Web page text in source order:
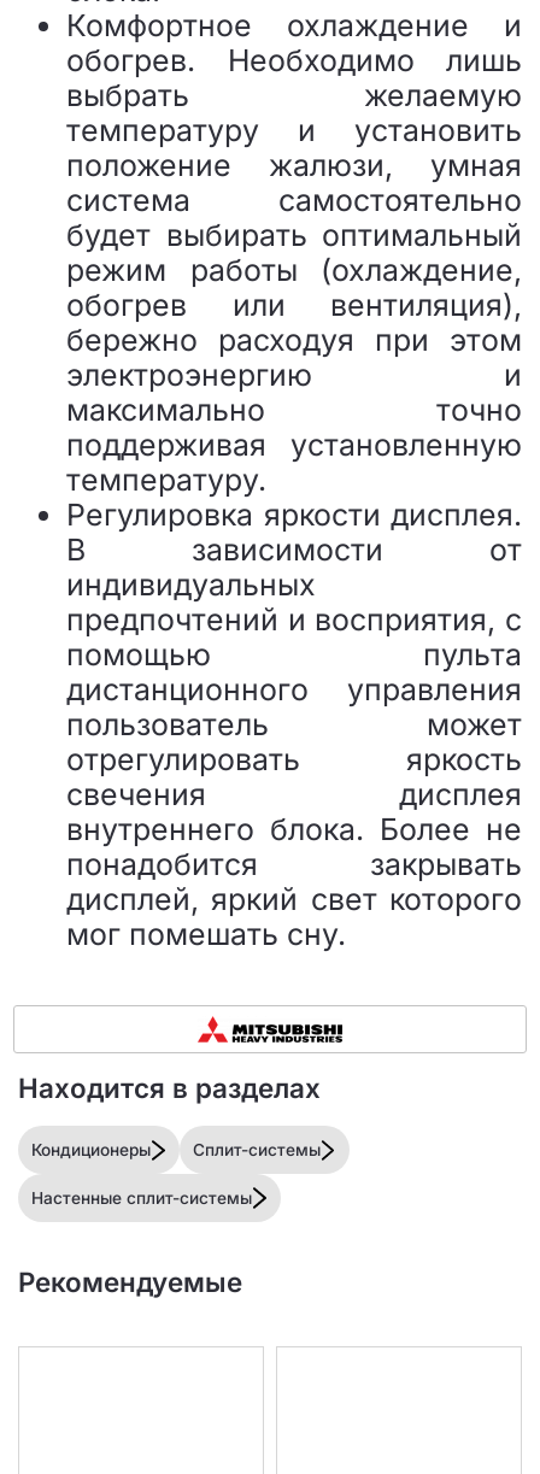
Комфортное охлаждение и
обогрев. Необходимо лишь
выбрать желаемую
температуру и установить
положение жалюзи, умная
система самостоятельно
будет выбирать оптимальный
режим работы (охлаждение,
обогрев или вентиляция),
бережно расходуя при этом
электроэнергию и
максимально точно
поддерживая установленную
температуру.
Регулировка яркости дисплея.
В зависимости от
индивидуальных
предпочтений и восприятия, с
помощью пульта
дистанционного управления
пользователь может
отрегулировать яркость
свечения дисплея
внутреннего блока. Более не
понадобится закрывать
дисплей, яркий свет которого
мог помешать сну.
Находится в разделах
Кондиционеры Сплит-системы
Настенные сплит-системы
Рекомендуемые